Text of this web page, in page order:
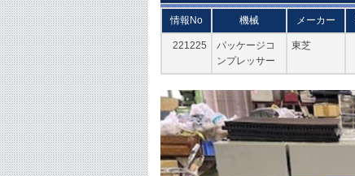
情報No 機械 メーカー
221225
パッケージコ
ンプレッサー
東芝